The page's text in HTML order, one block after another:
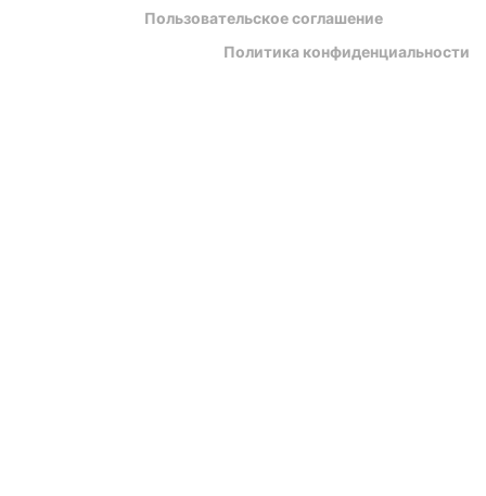
Пользовательское соглашение
Политика конфиденциальности